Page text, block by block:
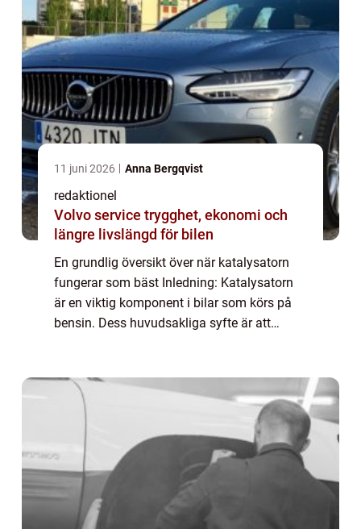
11 juni 2026 Anna Bergqvist
redaktionel
Volvo service trygghet, ekonomi och
längre livslängd för bilen
En grundlig översikt över när katalysatorn
fungerar som bäst Inledning: Katalysatorn
är en viktig komponent i bilar som körs på
bensin. Dess huvudsakliga syfte är att